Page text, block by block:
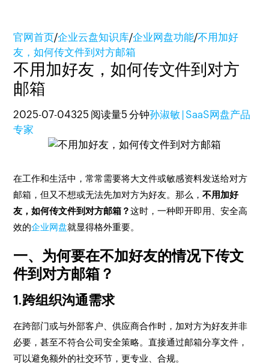
官网首页/企业云盘知识库/企业网盘功能/不用加好
友，如何传文件到对方邮箱
不用加好友，如何传文件到对方
邮箱
2025-07-04325 阅读量5 分钟孙淑敏 | SaaS网盘产品
专家
在工作和生活中，常常需要将大文件或敏感资料发送给对方
邮箱，但又不想或无法先加对方为好友。那么，不用加好
友，如何传文件到对方邮箱？这时，一种即开即用、安全高
效的企业网盘就显得格外重要。
一、为何要在不加好友的情况下传文
件到对方邮箱？
1.跨组织沟通需求
在跨部门或与外部客户、供应商合作时，加对方为好友并非
必要，甚至不符合公司安全策略。直接通过邮箱分享文件，
可以避免额外的社交环节，更专业、合规。